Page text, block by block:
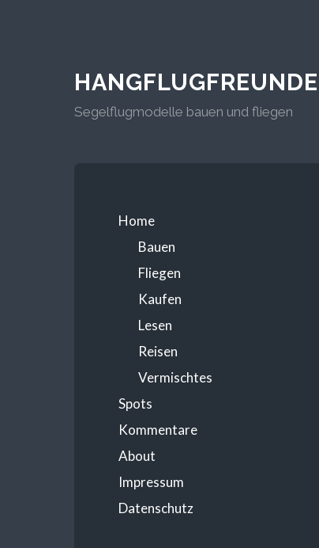
HANGFLUGFREUNDE
Segelflugmodelle bauen und fliegen
Home
Bauen
Fliegen
Kaufen
Lesen
Reisen
Vermischtes
Spots
Kommentare
About
Impressum
Datenschutz